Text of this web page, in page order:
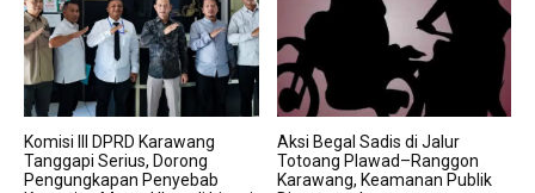
Komisi III DPRD Karawang
Tanggapi Serius, Dorong
Pengungkapan Penyebab
Aksi Begal Sadis di Jalur
Totoang Plawad–Ranggon
Karawang, Keamanan Publik